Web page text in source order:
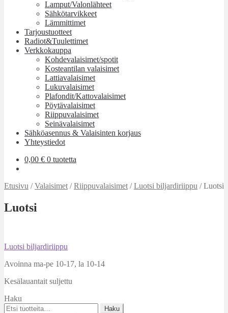
Lamput/Valonlähteet
Sähkötarvikkeet
Lämmittimet
Tarjoustuotteet
Radiot&Tuulettimet
Verkkokauppa
Kohdevalaisimet/spotit
Kosteantilan valaisimet
Lattiavalaisimet
Lukuvalaisimet
Plafondit/Kattovalaisimet
Pöytävalaisimet
Riippuvalaisimet
Seinävalaisimet
Sähköasennus & Valaisinten korjaus
Yhteystiedot
0,00 € 0 tuotetta
Etusivu /Valaisimet /Riippuvalaisimet /Luotsi biljardiriippu /Luotsi
Luotsi
Artikkelien
selaus
Edellinen
Luotsi biljardiriippu
Avoinna ma-pe 10-17, la 10-14
Kesälauantait suljettu
Haku
Etsi:
Haku